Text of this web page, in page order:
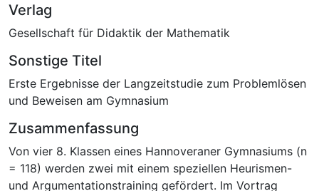
Verlag
Gesellschaft für Didaktik der Mathematik
Sonstige Titel
Erste Ergebnisse der Langzeitstudie zum Problemlösen
und Beweisen am Gymnasium
Zusammenfassung
Von vier 8. Klassen eines Hannoveraner Gymnasiums (n
= 118) werden zwei mit einem speziellen Heurismen-
und Argumentationstraining gefördert. Im Vortrag